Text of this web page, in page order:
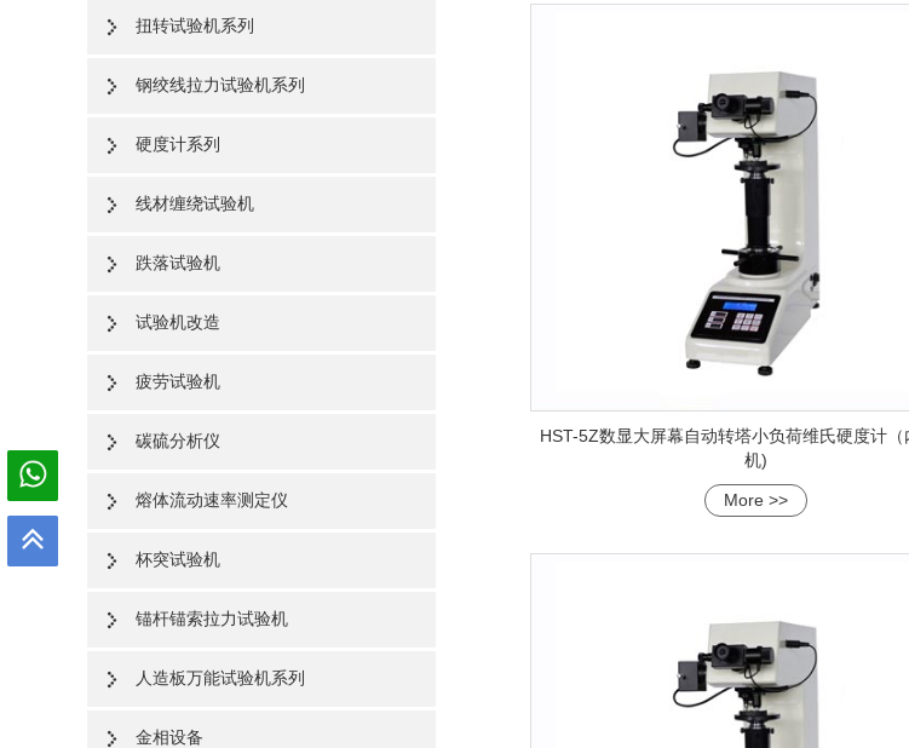
扭转试验机系列
钢绞线拉力试验机系列
硬度计系列
线材缠绕试验机
跌落试验机
试验机改造
疲劳试验机
碳硫分析仪
熔体流动速率测定仪
杯突试验机
锚杆锚索拉力试验机
人造板万能试验机系列
金相设备
HST-5Z数显大屏幕自动转塔小负荷维氏硬度计（
机)
More >>